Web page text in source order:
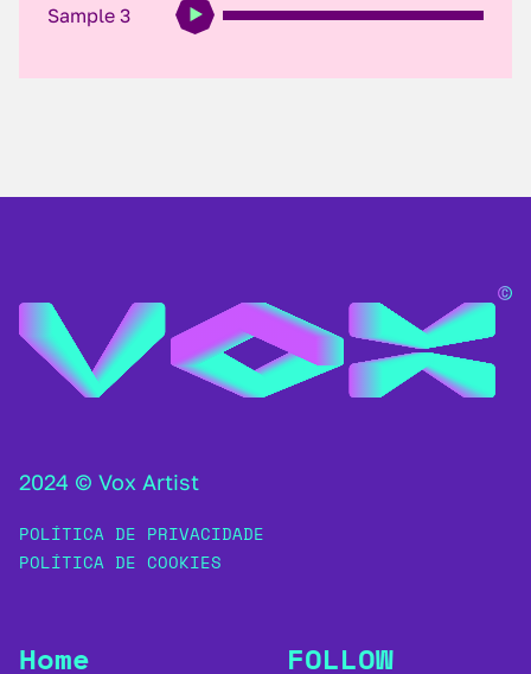
Sample 3
2024 © Vox Artist
POLÍTICA DE PRIVACIDADE
POLÍTICA DE COOKIES
Home FOLLOW